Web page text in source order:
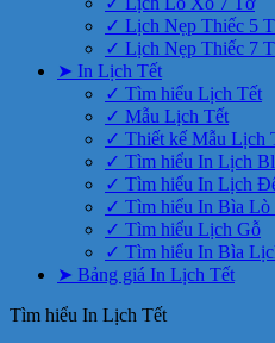
✓ Lịch Nẹp Thiếc 5
✓ Lịch Nẹp Thiếc 7
➤ In Lịch Tết
✓ Tìm hiểu Lịch Tết
✓ Mẫu Lịch Tết
✓ Thiết kế Mẫu Lịch
✓ Tìm hiểu In Lịch
✓ Tìm hiểu In Lịch
✓ Tìm hiểu In Bìa Lò
✓ Tìm hiểu Lịch Gỗ
✓ Tìm hiểu In Bìa
➤ Bảng giá In Lịch Tết
Tìm hiểu In Lịch Tết